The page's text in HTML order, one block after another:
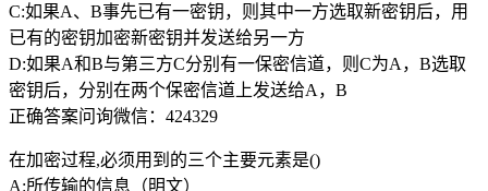
C:如果A、B事先已有一密钥，则其中一方选取新密钥后，用
已有的密钥加密新密钥并发送给另一方
D:如果A和B与第三方C分别有一保密信道，则C为A，B选取
密钥后，分别在两个保密信道上发送给A，B
正确答案问询微信：424329
在加密过程,必须用到的三个主要元素是()
A:所传输的信息（明文）